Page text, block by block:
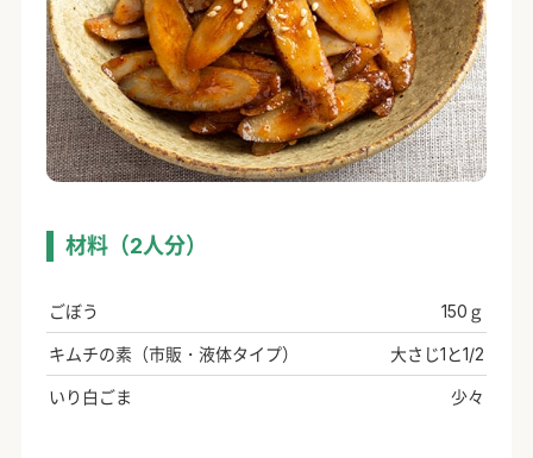
材料（2人分）
ごぼう 150ｇ
キムチの素（市販・液体タイプ） 大さじ1と1/2
いり白ごま 少々